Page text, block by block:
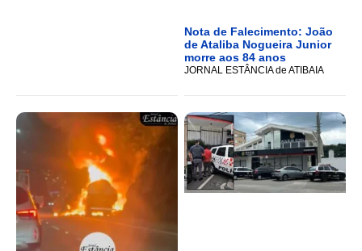
Nota de Falecimento: João
de Ataliba Nogueira Junior
morre aos 84 anos
JORNAL ESTÂNCIA de ATIBAIA